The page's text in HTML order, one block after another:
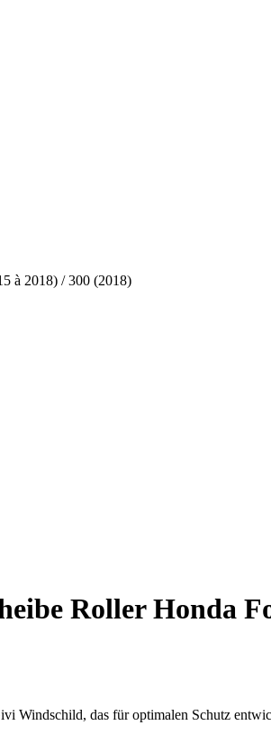
à 2018) / 300 (2018)
Roller Honda
Windschild, das für optimalen Schutz